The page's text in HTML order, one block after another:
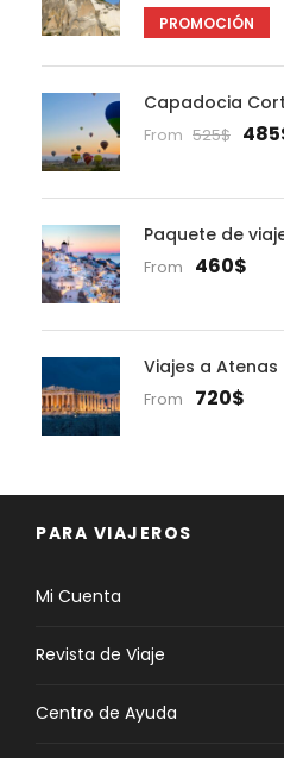
PROMOCIÓN
Capadocia
From 525$
Paquete de
From 460$
Viajes a Atenas
From 720$
PARA VIAJEROS
Mi Cuenta
Revista de Viaje
Centro de Ayuda